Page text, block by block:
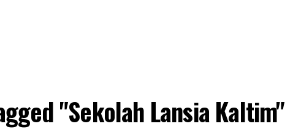
"Sekolah Lansia Kaltim"